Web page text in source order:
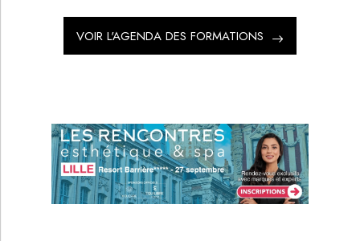
VOIR L'AGENDA DES FORMATIONS